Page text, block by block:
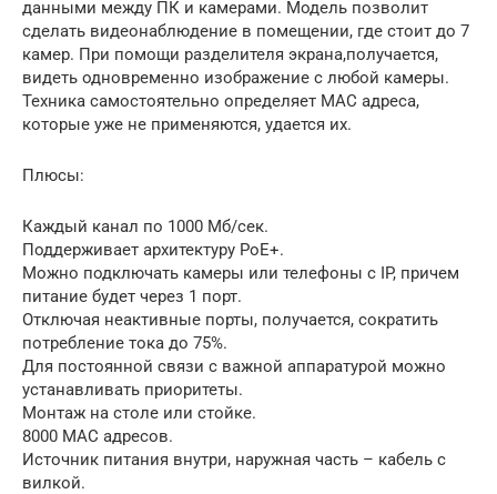
данными между ПК и камерами. Модель позволит
сделать видеонаблюдение в помещении, где стоит до 7
камер. При помощи разделителя экрана,получается,
видеть одновременно изображение с любой камеры.
Техника самостоятельно определяет МАС адреса,
которые уже не применяются, удается их.
Плюсы:
Каждый канал по 1000 Мб/сек.
Поддерживает архитектуру РоЕ+.
Можно подключать камеры или телефоны с IP, причем
питание будет через 1 порт.
Отключая неактивные порты, получается, сократить
потребление тока до 75%.
Для постоянной связи с важной аппаратурой можно
устанавливать приоритеты.
Монтаж на столе или стойке.
8000 МАС адресов.
Источник питания внутри, наружная часть – кабель с
вилкой.